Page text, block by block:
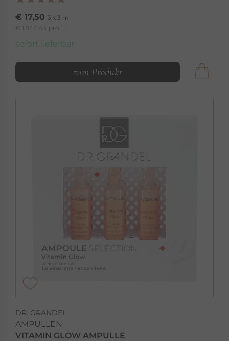
€ 17,50 3 x 3 ml
€ 1.944,44 pro 1 l
sofort lieferbar
zum Produkt
DR. GRANDEL
AMPULLEN
VITAMIN GLOW AMPULLE